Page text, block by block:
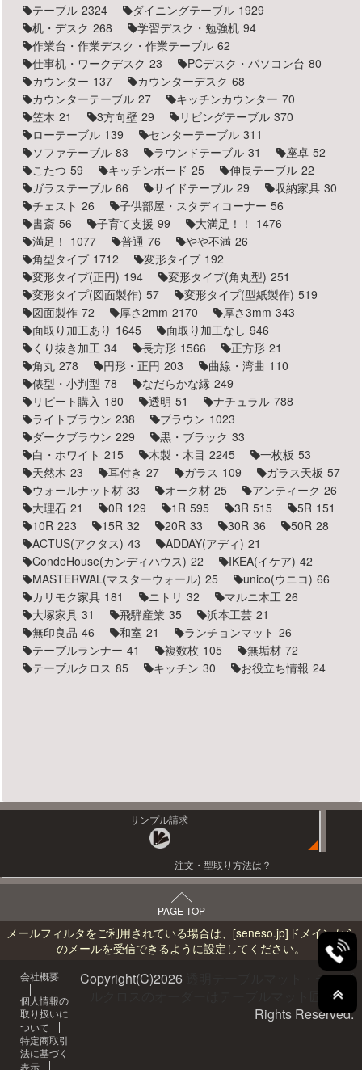
テーブル 2324 ダイニングテーブル 1929
机・デスク 268 学習デスク・勉強机 94
作業台・作業デスク・作業テーブル 62
仕事机・ワークデスク 23 PCデスク・パソコン台 80
カウンター 137 カウンターデスク 68
カウンターテーブル 27 キッチンカウンター 70
笠木 21 3方向壁 29 リビングテーブル 370
ローテーブル 139 センターテーブル 311
ソファテーブル 83 ラウンドテーブル 31 座卓 52
こたつ 59 キッチンボード 25 伸長テーブル 22
ガラステーブル 66 サイドテーブル 29 収納家具 30
チェスト 26 子供部屋・スタディコーナー 56
書斎 56 子育て支援 99 大満足！！ 1476
満足！ 1077 普通 76 やや不満 26
角型タイプ 1712 変形タイプ 192
変形タイプ(正円) 194 変形タイプ(角丸型) 251
変形タイプ(図面製作) 57 変形タイプ(型紙製作) 519
図面製作 72 厚さ2mm 2170 厚さ3mm 343
面取り加工あり 1645 面取り加工なし 946
くり抜き加工 34 長方形 1566 正方形 21
角丸 278 円形・正円 203 曲線・湾曲 110
俵型・小判型 78 なだらかな縁 249
リピート購入 180 透明 51 ナチュラル 788
ライトブラウン 238 ブラウン 1023
ダークブラウン 229 黒・ブラック 33
白・ホワイト 215 木製・木目 2245 一枚板 53
天然木 23 耳付き 27 ガラス 109 ガラス天板 57
ウォールナット材 33 オーク材 25 アンティーク 26
大理石 21 0R 129 1R 595 3R 515 5R 151
10R 223 15R 32 20R 33 30R 36 50R 28
ACTUS(アクタス) 43 ADDAY(アディ) 21
CondeHouse(カンディハウス) 22 IKEA(イケア) 42
MASTERWAL(マスターウォール) 25 unico(ウニコ) 66
カリモク家具 181 ニトリ 32 マルニ木工 26
大塚家具 31 飛騨産業 35 浜本工芸 21
無印良品 46 和室 21 ランチョンマット 26
テーブルランナー 41 複数枚 105 無垢材 72
テーブルクロス 85 キッチン 30 お役立ち情報 24
サンプル請求
注文・型取り方法は？
PAGE TOP
メールフィルタをご利用されている場合は、 [seneso.jp] ドメインから
のメールを受信できるように設定してください。
会社概要
個人情報の
取り扱いに
ついて
特定商取引
法に基づく
表示
Copyright(C)2026
透明テーブルマット・テーブ
ルクロスのオーダーはテーブルマット匠へAll
Rights Reserved.